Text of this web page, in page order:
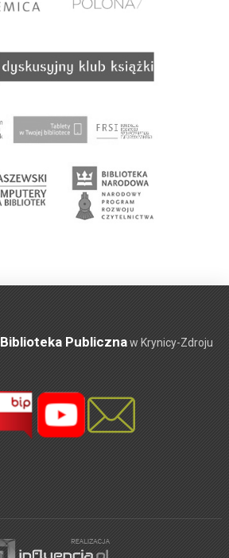
Biblioteka Publicznaw Krynicy-Zdroju